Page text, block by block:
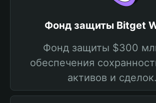
Фонд защиты Bitget
Фонд защиты $300
обеспечения
активов и сделок.